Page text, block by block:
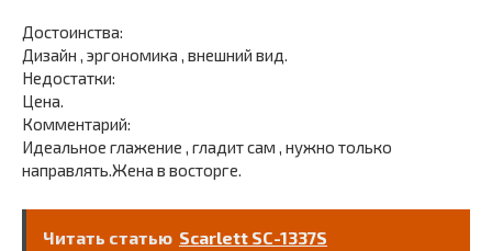
Достоинства:
Дизайн , эргономика , внешний вид.
Недостатки:
Цена.
Комментарий:
Идеальное глажение , гладит сам , нужно только
направлять.Жена в восторге.
Читать статью Scarlett SC-1337S